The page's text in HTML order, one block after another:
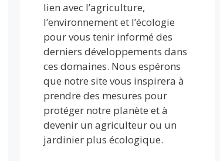
lien avec l’agriculture,
l’environnement et l’écologie
pour vous tenir informé des
derniers développements dans
ces domaines. Nous espérons
que notre site vous inspirera à
prendre des mesures pour
protéger notre planète et à
devenir un agriculteur ou un
jardinier plus écologique.